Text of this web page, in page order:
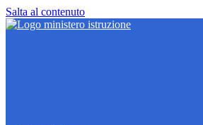
Salta al contenuto